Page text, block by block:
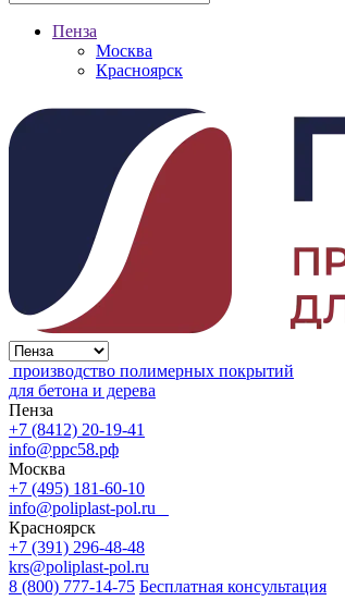
Пенза
Москва
Красноярск
производство полимерных покрытий
для бетона и дерева
Пенза
+7 (8412) 20-19-41
info@ррс58.рф
Москва
+7 (495) 181-60-10
info@poliplast-pol.ru
Красноярск
+7 (391) 296-48-48
krs@poliplast-pol.ru
8 (800) 777-14-75 Бесплатная консультация